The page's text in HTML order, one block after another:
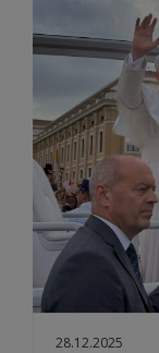
28.12.2025